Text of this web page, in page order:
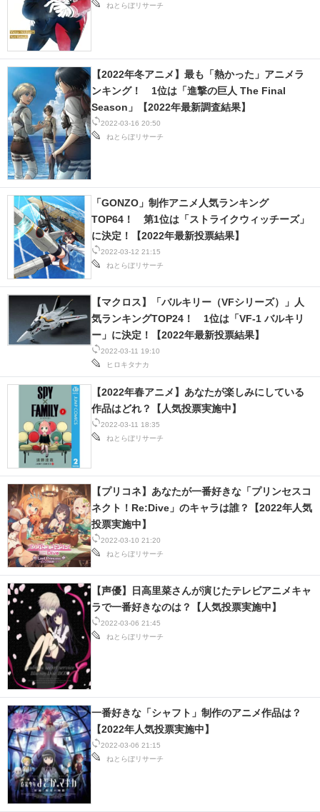
ねとらぼリサーチ
2022-03-16 20:50
ねとらぼリサーチ
【2022年冬アニメ】最も「熱かった」アニメラ
ンキング！ 1位は「進撃の巨人 The Final
Season」【2022年最新調査結果】
2022-03-12 21:15
ねとらぼリサーチ
「GONZO」制作アニメ人気ランキング
TOP64！ 第1位は「ストライクウィッチーズ」
に決定！【2022年最新投票結果】
2022-03-11 19:10
ヒロキタナカ
【マクロス】「バルキリー（VFシリーズ）」人
気ランキングTOP24！ 1位は「VF-1 バルキリ
ー」に決定！【2022年最新投票結果】
2022-03-11 18:35
ねとらぼリサーチ
【2022年春アニメ】あなたが楽しみにしている
作品はどれ？【人気投票実施中】
2022-03-10 21:20
ねとらぼリサーチ
【プリコネ】あなたが一番好きな「プリンセスコ
ネクト！Re:Dive」のキャラは誰？【2022年人気
投票実施中】
2022-03-06 21:45
ねとらぼリサーチ
【声優】日高里菜さんが演じたテレビアニメキャ
ラで一番好きなのは？【人気投票実施中】
2022-03-06 21:15
ねとらぼリサーチ
一番好きな「シャフト」制作のアニメ作品は？
【2022年人気投票実施中】